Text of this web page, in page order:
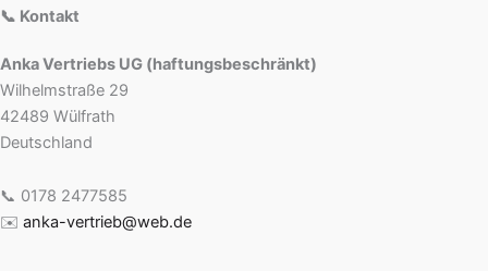
📞 Kontakt
Anka Vertriebs UG (haftungsbeschränkt)
Wilhelmstraße 29
42489 Wülfrath
Deutschland
📞 0178 2477585
✉️ anka-vertrieb@web.de